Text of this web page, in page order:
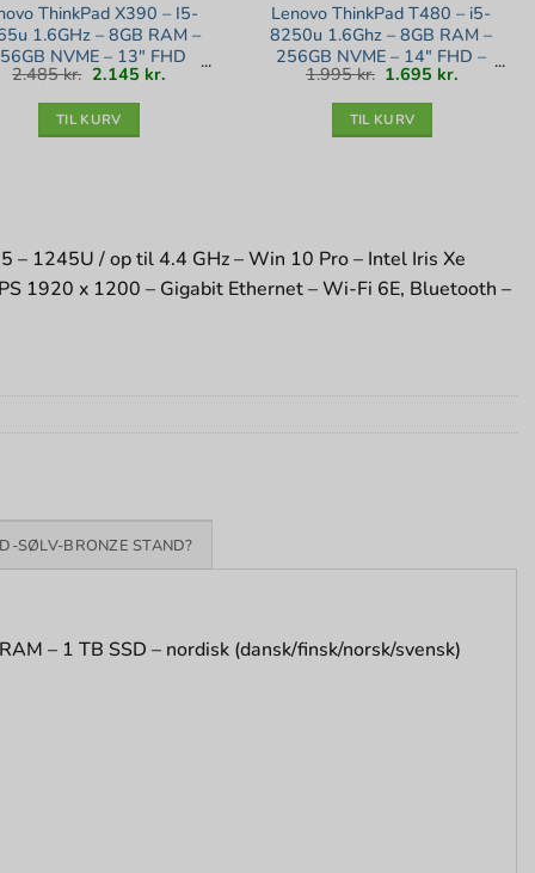
ThinkPad X390 – I5-
1.6GHz – 8GB RAM –
NVME – 13″ FHD
– Win 11 – Sølv stand
2.485kr. Den
oprindelige
pris
2.145 kr.Den
aktuelle
pris
TIL KURV
Lenovo ThinkPad T480 – i5-
8250u 1.6Ghz – 8GB RAM –
256GB NVME – 14″ FHD –
Bronze stand
1.995kr. Den
oprindelige
pris
1.695 kr.
TIL KURV
– 1245U / op til 4.4 GHz – Win 10 Pro – Intel Iris Xe
1920 x 1200 – Gigabit Ethernet – Wi-Fi 6E, Bluetooth –
SØLV-BRONZE STAND?
– 1 TB SSD – nordisk (dansk/finsk/norsk/svensk)